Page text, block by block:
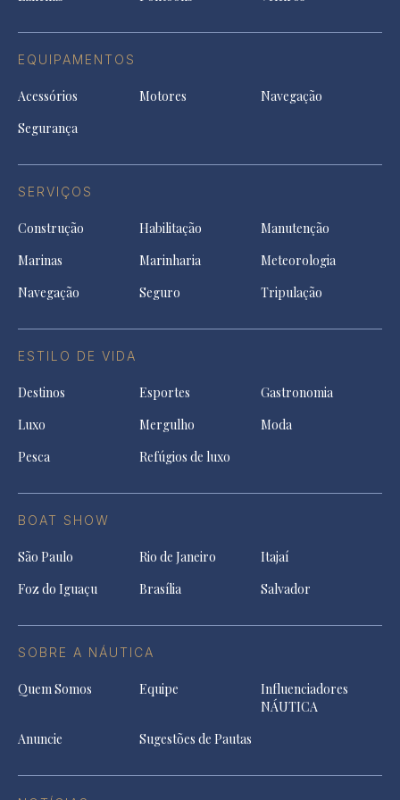
EQUIPAMENTOS
Acessórios Motores
Navegação
Segurança
SERVIÇOS
Construção Habilitação
Manutenção
Marinas
Marinharia
Meteorologia
Navegação
Seguro Tripulação
ESTILO DE VIDA
Destinos Esportes
Gastronomia
Luxo
Mergulho
Moda
Pesca
Refúgios de luxo
BOAT SHOW
São Paulo Rio de Janeiro
Itajaí
Foz do Iguaçu
Brasília Salvador
SOBRE A NÁUTICA
Quem Somos Equipe
Influenciadores
NÁUTICA
Anuncie
Sugestões de Pautas